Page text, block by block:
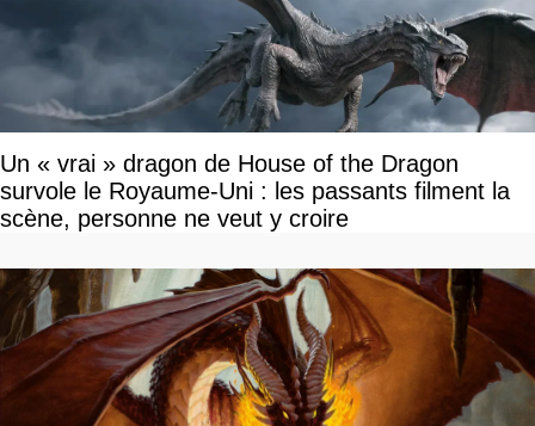
Un « vrai » dragon de House of the Dragon
survole le Royaume-Uni : les passants filment la
scène, personne ne veut y croire